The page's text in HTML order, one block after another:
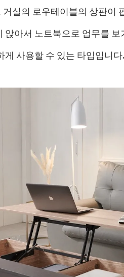
실의 로우테이블의 상판이
앉아서 노트북으로 업무를
게 사용할 수 있는 타입입니다.